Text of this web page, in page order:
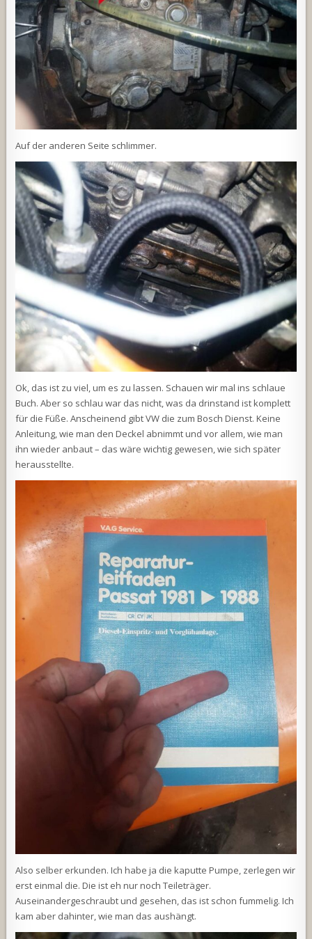
Auf der anderen Seite schlimmer.
Ok, das ist zu viel, um es zu lassen. Schauen wir mal ins schlaue
Buch. Aber so schlau war das nicht, was da drinstand ist komplett
für die Füße. Anscheinend gibt VW die zum Bosch Dienst. Keine
Anleitung, wie man den Deckel abnimmt und vor allem, wie man
ihn wieder anbaut – das wäre wichtig gewesen, wie sich später
herausstellte.
Also selber erkunden. Ich habe ja die kaputte Pumpe, zerlegen wir
erst einmal die. Die ist eh nur noch Teileträger.
Auseinandergeschraubt und gesehen, das ist schon fummelig. Ich
kam aber dahinter, wie man das aushängt.